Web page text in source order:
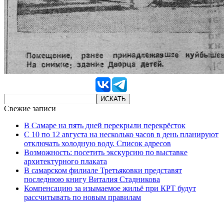
Свежие записи
В Самаре на пять дней перекрыли перекрёсток
С 10 по 12 августа на несколько часов в день планируют
отключать холодную воду. Список адресов
Возможность: посетить экскурсию по выставке
архитектурного плаката
В самарском филиале Третьяковки представят
последнюю книгу Виталия Стадникова
Компенсацию за изымаемое жильё при КРТ будут
рассчитывать по новым правилам